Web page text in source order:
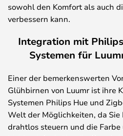
sowohl den Komfort als auch
verbessern kann.
Integration mit
Systemen für
Einer der bemerkenswerten
Glühbirnen von Luumr ist ihre
Systemen Philips Hue und
Welt der Möglichkeiten, da
drahtlos steuern und die